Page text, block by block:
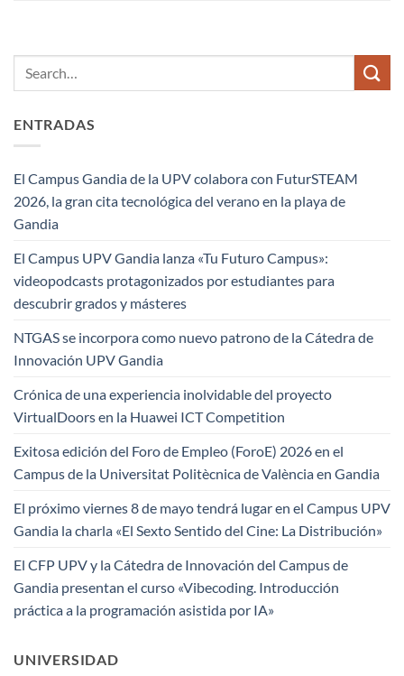
ENTRADAS
El Campus Gandia de la UPV colabora con FuturSTEAM
2026, la gran cita tecnológica del verano en la playa de
Gandia
El Campus UPV Gandia lanza «Tu Futuro Campus»:
videopodcasts protagonizados por estudiantes para
descubrir grados y másteres
NTGAS se incorpora como nuevo patrono de la Cátedra de
Innovación UPV Gandia
Crónica de una experiencia inolvidable del proyecto
VirtualDoors en la Huawei ICT Competition
Exitosa edición del Foro de Empleo (ForoE) 2026 en el
Campus de la Universitat Politècnica de València en Gandia
El próximo viernes 8 de mayo tendrá lugar en el Campus UPV
Gandia la charla «El Sexto Sentido del Cine: La Distribución»
El CFP UPV y la Cátedra de Innovación del Campus de
Gandia presentan el curso «Vibecoding. Introducción
práctica a la programación asistida por IA»
UNIVERSIDAD